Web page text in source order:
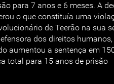
para 7 anos e 6 meses. A
o que constituía uma
de Teerão na sua
dos direitos
aumentou a sentença em
total para 15 anos de prisão